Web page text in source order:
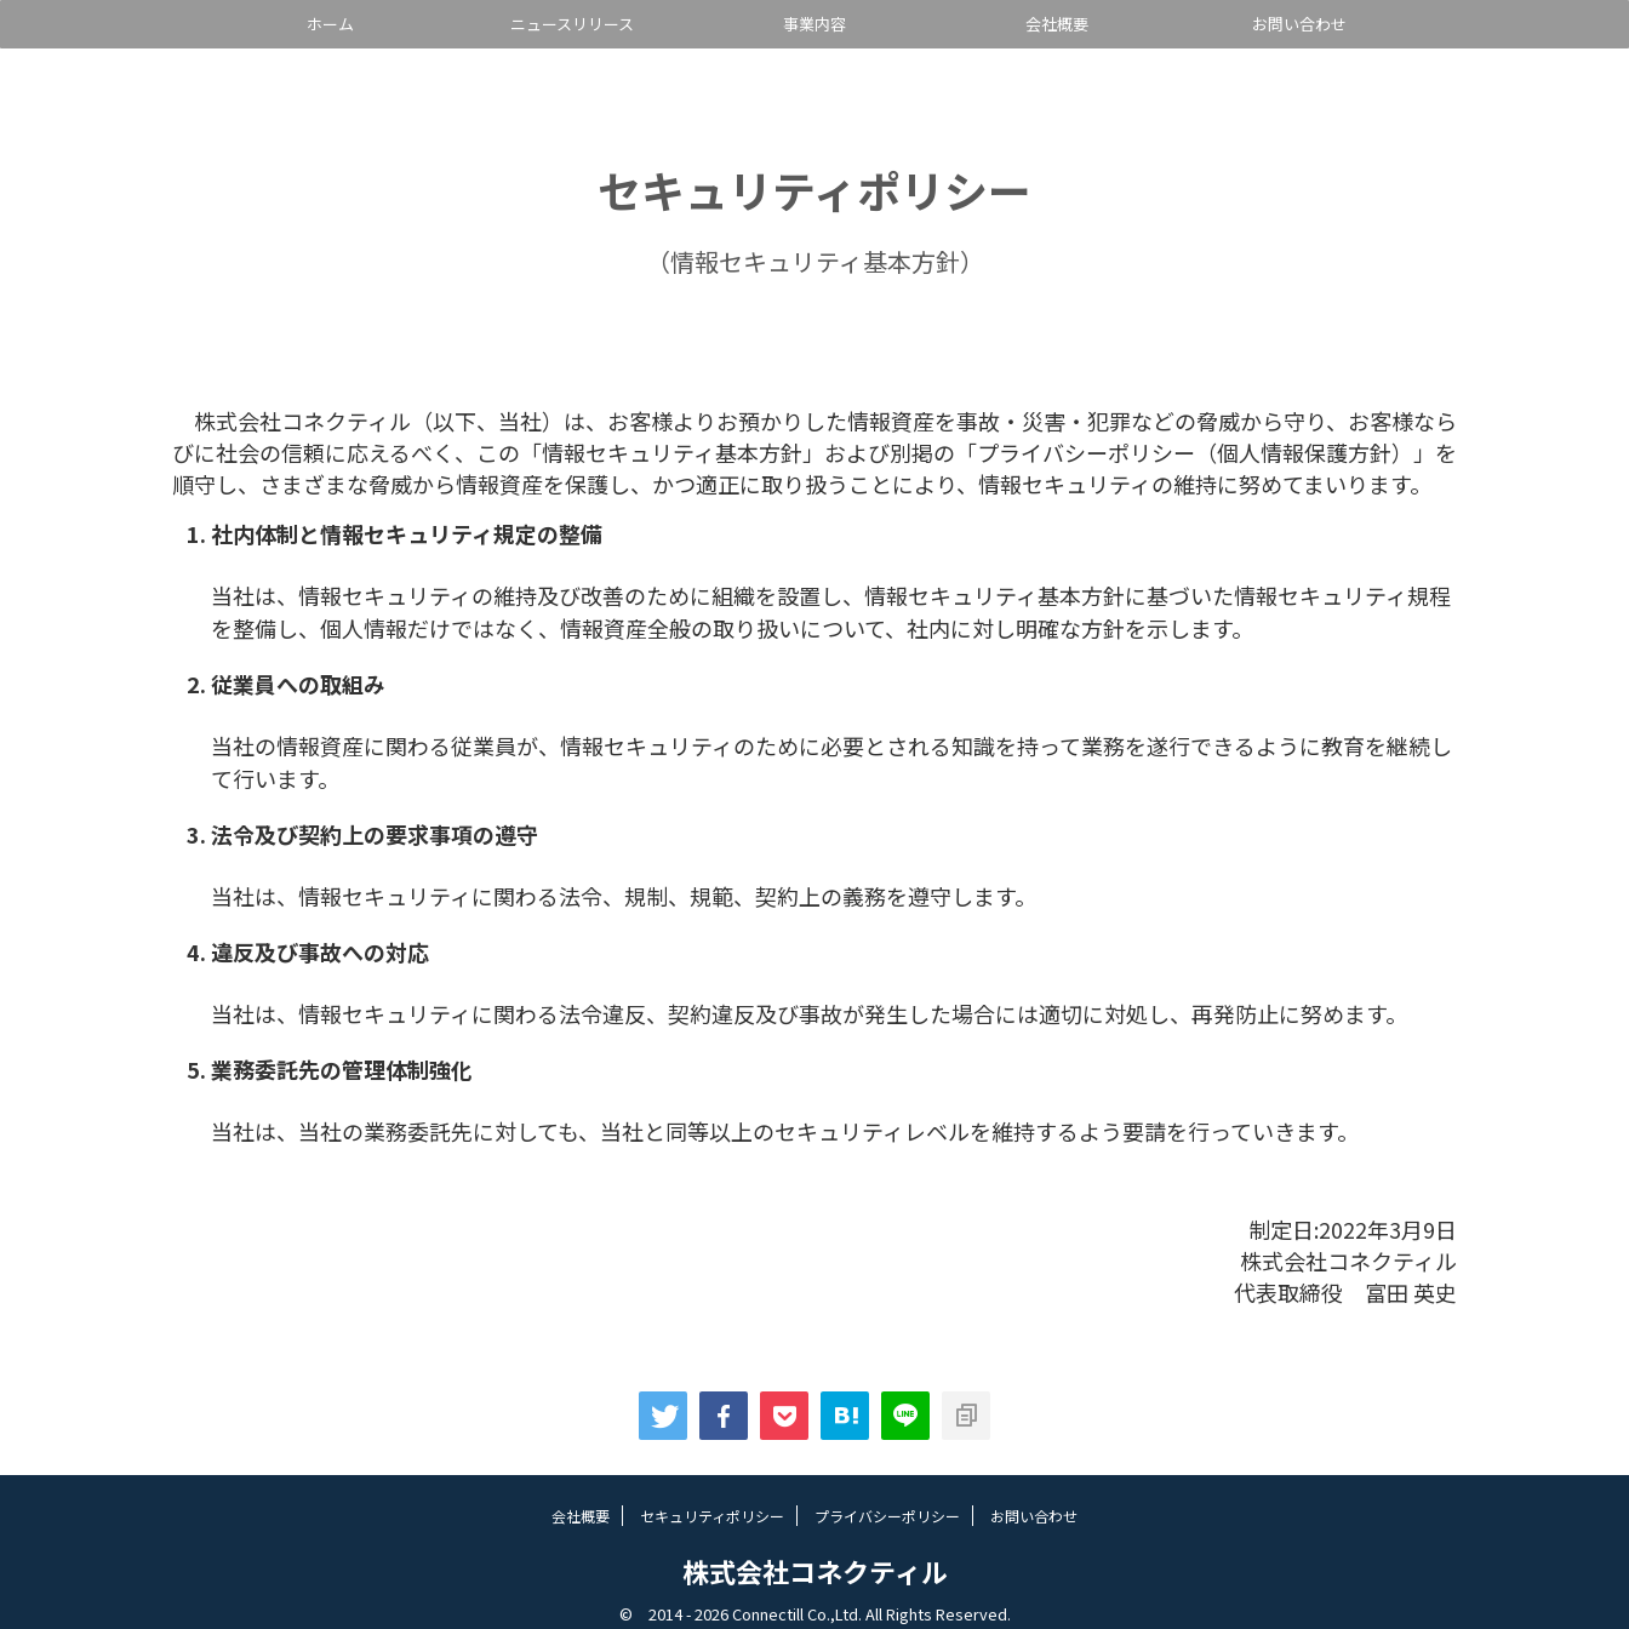
ホーム ニュースリリース 事業内容 会社概要 お問い合わせ
セキュリティポリシー
（情報セキュリティ基本方針）
株式会社コネクティル（以下、当社）は、お客様よりお預かりした情報資産を事故・災害・犯罪などの脅威から守り、お客様なら
びに社会の信頼に応えるべく、この「情報セキュリティ基本方針」および別掲の「プライバシーポリシー（個人情報保護方針）」を
順守し、さまざまな脅威から情報資産を保護し、かつ適正に取り扱うことにより、情報セキュリティの維持に努めてまいります。
社内体制と情報セキュリティ規定の整備
当社は、情報セキュリティの維持及び改善のために組織を設置し、情報セキュリティ基本方針に基づいた情報セキュリティ規程
を整備し、個人情報だけではなく、情報資産全般の取り扱いについて、社内に対し明確な方針を示します。
従業員への取組み
当社の情報資産に関わる従業員が、情報セキュリティのために必要とされる知識を持って業務を遂行できるように教育を継続し
て行います。
法令及び契約上の要求事項の遵守
当社は、情報セキュリティに関わる法令、規制、規範、契約上の義務を遵守します。
違反及び事故への対応
当社は、情報セキュリティに関わる法令違反、契約違反及び事故が発生した場合には適切に対処し、再発防止に努めます。
業務委託先の管理体制強化
当社は、当社の業務委託先に対しても、当社と同等以上のセキュリティレベルを維持するよう要請を行っていきます。
制定日:2022年3月9日
株式会社コネクティル
代表取締役 富田 英史
会社概要 セキュリティポリシー プライバシーポリシー お問い合わせ
株式会社コネクティル
© 2014 - 2026 Connectill Co.,Ltd. All Rights Reserved.